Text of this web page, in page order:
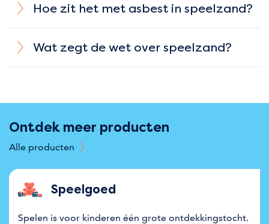
Hoe zit het met asbest in speelzand?
Wat zegt de wet over speelzand?
Ontdek meer producten
Alle producten
Speelgoed
Spelen is voor kinderen één grote ontdekkingstocht.